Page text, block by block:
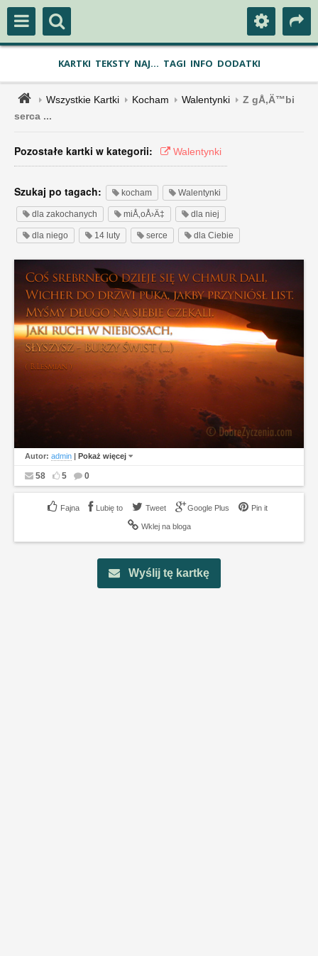
KARTKI TEKSTY NAJ... TAGI INFO DODATKI
Wszystkie Kartki Kocham Walentynki
Z gÅ‚Ä™bi
serca ...
Pozostałe kartki w kategorii: Walentynki
Szukaj po tagach: kocham Walentynki
dla zakochanych miÅ‚oÅ›Ä‡ dla niej
dla niego 14 luty serce dla Ciebie
Autor: admin | Pokaż więcej
58 5 0
Lubię to Tweet Google Plus Pin it
Wklej na bloga
Wyślij tę kartkę